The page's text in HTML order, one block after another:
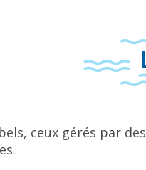
ceux gérés par